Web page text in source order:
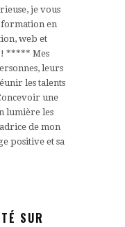
je vous
en
web et
! ***** Mes
leurs
les talents
une
lumière les
de mon
positive et sa
SUR